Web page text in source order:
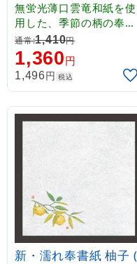
無蛍光薄口雲竜和紙を使
用した、季節の柄の奉書
紙です。薄口のため透過
性がよく、掛紙として、
やわらかな雰囲気を演出
することができます。吸
水性に優れていますので
、霧吹き等で湿らせて乾
燥防止としてもご使用い
ただけます。
通常:1,410円
1,360円
1,496円 税込
新・濡れ奉書紙 柚子 (